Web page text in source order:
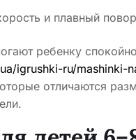
и плавный
ребенку
igrushki-ru/mashinki-
отличаются